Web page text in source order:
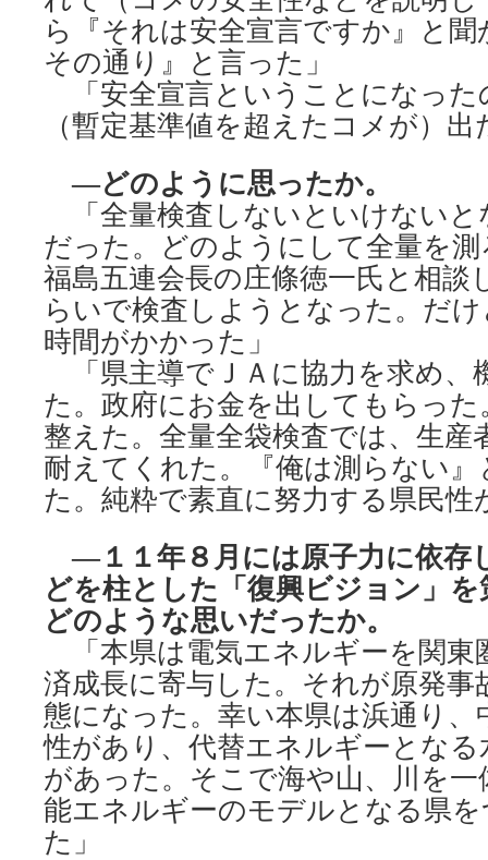
ら『それは安全宣言ですか』と
その通り』と言った」
「安全宣言ということになった
（暫定基準値を超えたコメが）
―どのように思ったか。
「全量検査しないといけないと
だった。どのようにして全量を
福島五連会長の庄條徳一氏と相談
らいで検査しようとなった。だ
時間がかかった」
「県主導でＪＡに協力を求め、
た。政府にお金を出してもらっ
整えた。全量全袋検査では、生産
耐えてくれた。『俺は測らない
た。純粋で素直に努力する県民
―１１年８月には原子力に依存
どを柱とした「復興ビジョン」
どのような思いだったか。
「本県は電気エネルギーを関東
済成長に寄与した。それが原発事
態になった。幸い本県は浜通り、
性があり、代替エネルギーとな
があった。そこで海や山、川を
能エネルギーのモデルとなる県
た」